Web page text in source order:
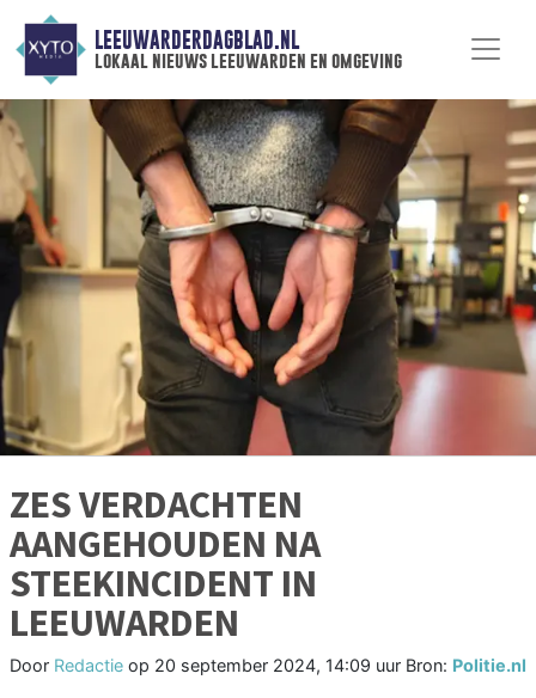
LEEUWARDERDAGBLAD.NL
lokaal nieuws leeuwarden en omgeving
ZES VERDACHTEN
AANGEHOUDEN NA
STEEKINCIDENT IN
LEEUWARDEN
Door Redactie op 20 september 2024, 14:09 uur Bron: Politie.nl